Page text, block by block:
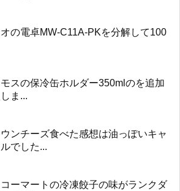
の電卓MW-C11A-PKを分解して100
スの保冷缶ホルダー350mlのを追加
ま...
ンチーズ食べた感想は油っぽいキャ
でした...
ーマートの冷凍餃子の味がランクダ